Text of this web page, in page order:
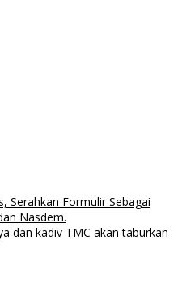
Serahkan Formulir Sebagai
Nasdem.
dan kadiv TMC akan taburkan